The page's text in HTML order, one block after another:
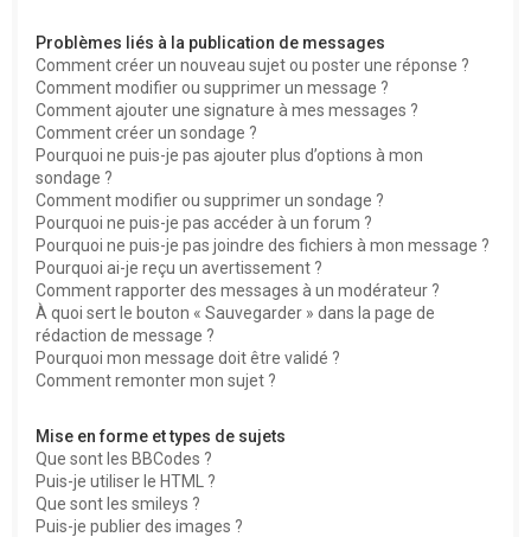
Problèmes liés à la publication de messages
Comment créer un nouveau sujet ou poster une réponse ?
Comment modifier ou supprimer un message ?
Comment ajouter une signature à mes messages ?
Comment créer un sondage ?
Pourquoi ne puis-je pas ajouter plus d’options à mon
sondage ?
Comment modifier ou supprimer un sondage ?
Pourquoi ne puis-je pas accéder à un forum ?
Pourquoi ne puis-je pas joindre des fichiers à mon message ?
Pourquoi ai-je reçu un avertissement ?
Comment rapporter des messages à un modérateur ?
À quoi sert le bouton « Sauvegarder » dans la page de
rédaction de message ?
Pourquoi mon message doit être validé ?
Comment remonter mon sujet ?
Mise en forme et types de sujets
Que sont les BBCodes ?
Puis-je utiliser le HTML ?
Que sont les smileys ?
Puis-je publier des images ?